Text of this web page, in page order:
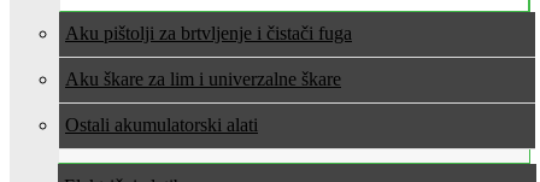
Aku pištolji za brtvljenje i čistači fuga
Aku škare za lim i univerzalne škare
Ostali akumulatorski alati